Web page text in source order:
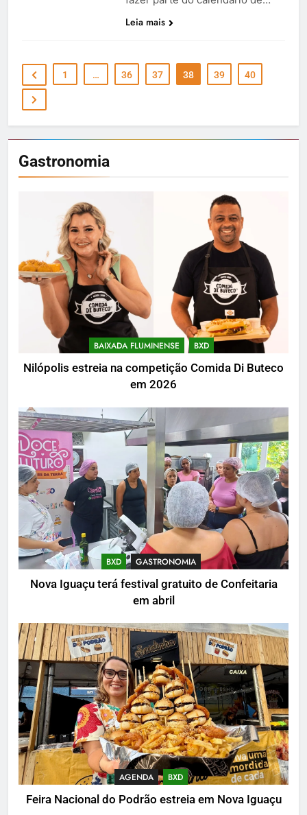
Gastronomia
BAIXADA FLUMINENSE BXD
Nilópolis estreia na competição Comida Di Buteco
em 2026
BXD GASTRONOMIA
Nova Iguaçu terá festival gratuito de Confeitaria
em abril
AGENDA BXD
Feira Nacional do Podrão estreia em Nova Iguaçu
Leia mais
1 … 36 37 38 39 40